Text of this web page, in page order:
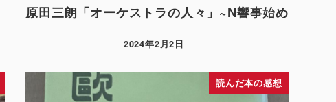
原田三朗「オーケストラの人々」~N響事始め
2024年2月2日
読んだ本の感想